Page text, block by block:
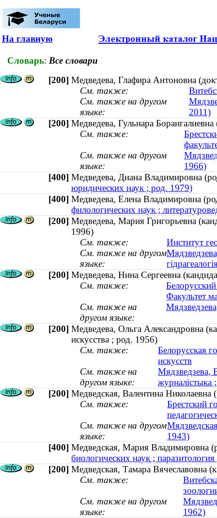
На главную
Словарь: Все словари
[200] Медведева, Глафира Антоновна
См. также:
См. также на другом
языке:
2011)
[200] Медведева, Гульнара
См. также:
См. также на другом
языке:
1966)
[400] Медведева, Диана Владимировна
юридических наук ; род. 1979)
[400] Медведева, Елена Владимировна
филологических наук ;
[200] Медведева, Мария Григорьевна
1996)
См. также:
Институт
См. также на другом
языке:
[200] Медведева, Нина Сергеевна
См. также:
Факультет
См. также на
другом языке:
[200] Медведева, Ольга Александровна
искусства ; род. 1956)
См. также:
Белорусская
искусств
См. также на
другом языке:
Мядзведзева,
журналістыка
[200] Медведская, Валентина Николаевна
См. также:
Брестский
См. также на другом
языке:
1943)
[400] Медведская, Мария
биологических наук ;
[200] Медведская, Тамара Вячеславовна
См. также:
См. также на другом
языке:
1962)